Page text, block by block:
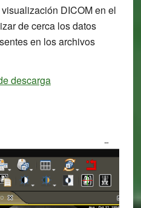
DICOM en el
de cerca los datos
en los archivos
descarga